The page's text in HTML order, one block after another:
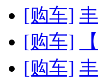
[购车]
[购车]
[购车]